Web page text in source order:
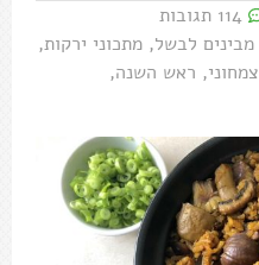
114 תגובות
מבינים לבשל, מתכוני ירקות,
צמחוני, ראש השנה,